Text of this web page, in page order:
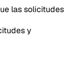
las solicitudes
y